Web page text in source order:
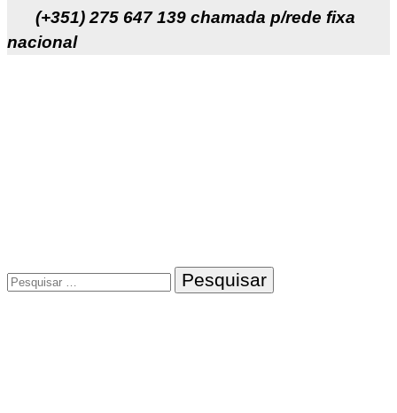
(+351) 275 647 139 chamada p/rede fixa
nacional
Pesquisar
por: